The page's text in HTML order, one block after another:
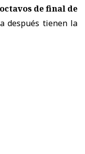
de final de
después tienen la